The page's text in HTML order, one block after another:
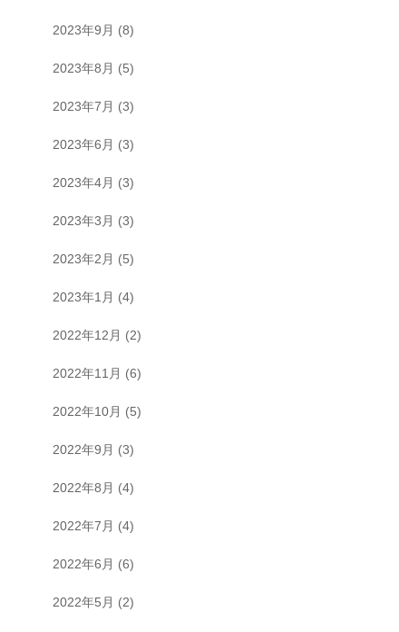
2023年9月 (8)
2023年8月 (5)
2023年7月 (3)
2023年6月 (3)
2023年4月 (3)
2023年3月 (3)
2023年2月 (5)
2023年1月 (4)
2022年12月 (2)
2022年11月 (6)
2022年10月 (5)
2022年9月 (3)
2022年8月 (4)
2022年7月 (4)
2022年6月 (6)
2022年5月 (2)